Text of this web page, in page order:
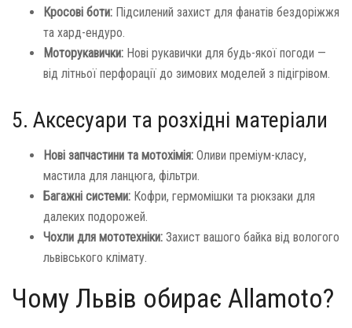
Кросові боти: Підсилений захист для фанатів бездоріжжя
та хард-ендуро.
Моторукавички: Нові рукавички для будь-якої погоди —
від літньої перфорації до зимових моделей з підігрівом.
5. Аксесуари та розхідні матеріали
Нові запчастини та мотохімія: Оливи преміум-класу,
мастила для ланцюга, фільтри.
Багажні системи: Кофри, гермомішки та рюкзаки для
далеких подорожей.
Чохли для мототехніки: Захист вашого байка від вологого
львівського клімату.
Чому Львів обирає Allamoto?